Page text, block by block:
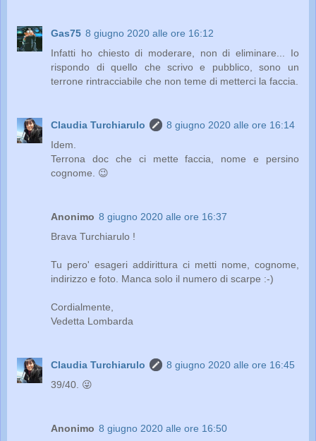
Gas75 8 giugno 2020 alle ore 16:12
Infatti ho chiesto di moderare, non di eliminare... Io
rispondo di quello che scrivo e pubblico, sono un
terrone rintracciabile che non teme di metterci la faccia.
Claudia Turchiarulo
8 giugno 2020 alle ore 16:14
Idem.
Terrona doc che ci mette faccia, nome e persino
cognome. 😉
Anonimo 8 giugno 2020 alle ore 16:37
Brava Turchiarulo !
Tu pero' esageri addirittura ci metti nome, cognome,
indirizzo e foto. Manca solo il numero di scarpe :-)
Cordialmente,
Vedetta Lombarda
Claudia Turchiarulo
8 giugno 2020 alle ore 16:45
39/40. 😜
Anonimo 8 giugno 2020 alle ore 16:50